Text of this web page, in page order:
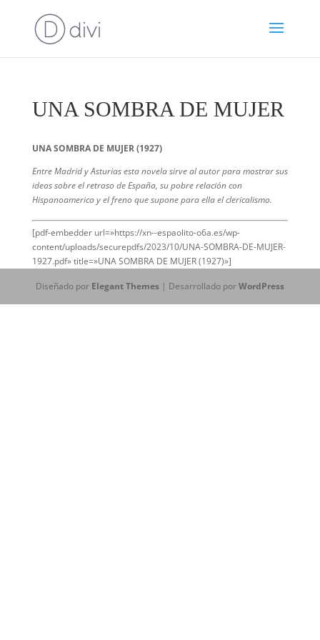
UNA SOMBRA DE MUJER
UNA SOMBRA DE MUJER (1927)
Entre Madrid y Asturias esta novela sirve al autor para mostrar sus
ideas sobre el retraso de España, su pobre relación con
Hispanoamerica y el freno que supone para ella el clericalismo.
[pdf-embedder url=»https://xn--espaolito-o6a.es/wp-
content/uploads/securepdfs/2023/10/UNA-SOMBRA-DE-MUJER-
1927.pdf» title=»UNA SOMBRA DE MUJER (1927)»]
Diseñado por Elegant Themes| Desarrollado porWordPress